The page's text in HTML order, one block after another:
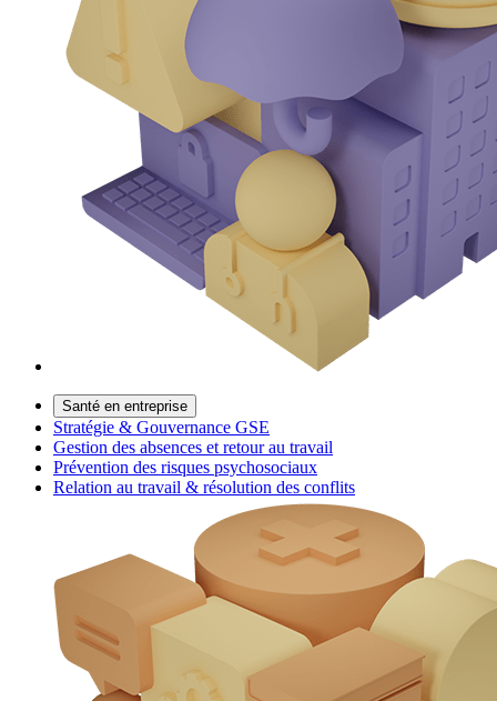
Santé en entreprise
Stratégie & Gouvernance GSE
Gestion des absences et retour au travail
Prévention des risques psychosociaux
Relation au travail & résolution des conflits